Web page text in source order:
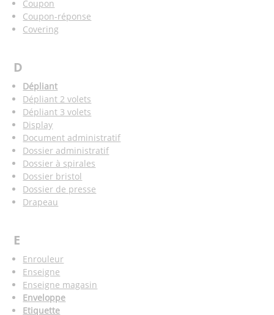
Coupon
Coupon-réponse
Covering
D
Dépliant
Dépliant 2 volets
Dépliant 3 volets
Display
Document administratif
Dossier administratif
Dossier à spirales
Dossier bristol
Dossier de presse
Drapeau
E
Enrouleur
Enseigne
Enseigne magasin
Enveloppe
Etiquette